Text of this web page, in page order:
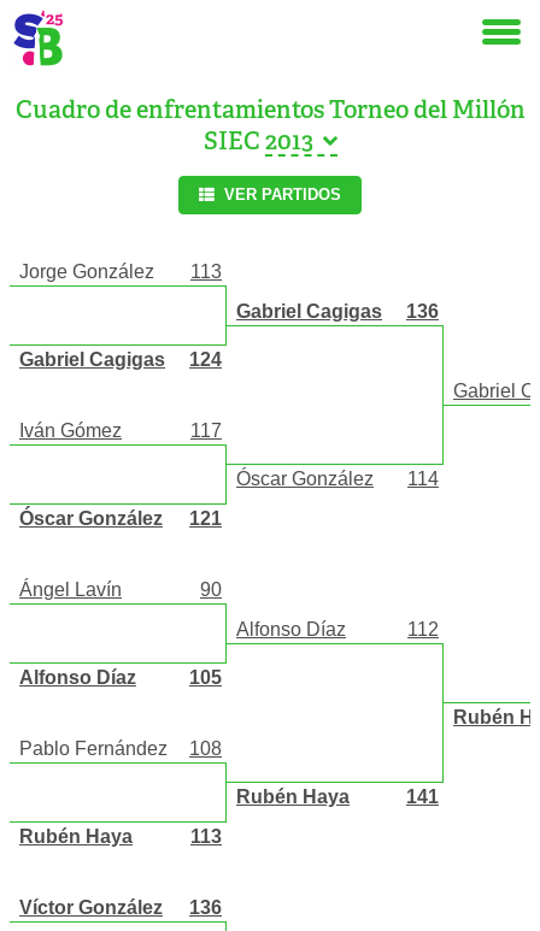
Cuadro de enfrentamientos Torneo del Millón
SIEC
VER PARTIDOS
Jorge González 113
Gabriel Cagigas 124
Iván Gómez 117
Óscar González 121
Ángel Lavín 90
Alfonso Díaz 105
Pablo Fernández 108
Rubén Haya 113
Víctor González 136
Gabriel Cagigas 136
Óscar González 114
Alfonso Díaz 112
Rubén Haya 141
Gabriel
Rubén